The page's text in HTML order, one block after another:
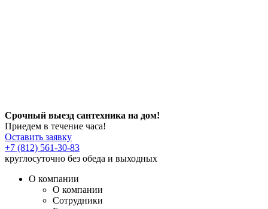
Срочный выезд сантехника на дом!
Приедем в течение часа!
Оставить заявку
+7 (812) 561-30-83
круглосуточно без обеда и выходных
О компании
О компании
Сотрудники